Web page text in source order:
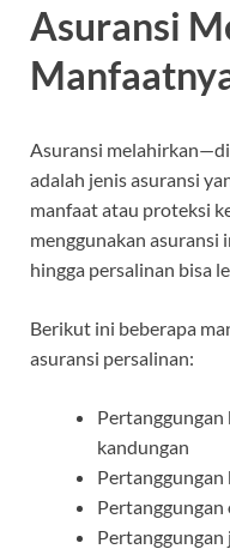
Asuransi
Asuransi
adalah jenis asuransi
manfaat atau proteksi
menggunakan asuransi
hingga persalinan bisa
Berikut ini beberapa
asuransi persalinan:
kandungan
Pertanggungan